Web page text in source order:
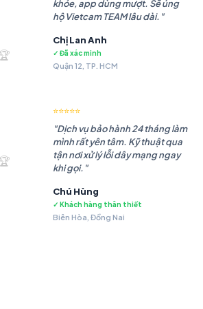
₫.
₫.
khỏe, app dùng mượt. Sẽ ủng
hộ Vietcam TEAM lâu dài."
Chị Lan Anh
✓ Đã xác minh
Quận 12, TP. HCM
⭐⭐⭐⭐⭐
"Dịch vụ bảo hành 24 tháng làm
mình rất yên tâm. Kỹ thuật qua
tận nơi xử lý lỗi dây mạng ngay
khi gọi."
Chú Hùng
✓ Khách hàng thân thiết
Biên Hòa, Đồng Nai